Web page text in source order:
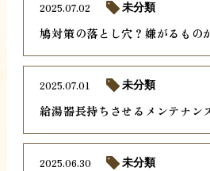
鳩対策の落とし穴？嫌がるもの
2025.07.02 未分類
給湯器長持ちさせるメンテナン
2025.07.01 未分類
2025.06.30 未分類